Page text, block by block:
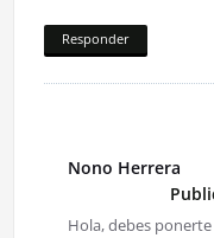
Responder
Nono Herrera
Hola, debes